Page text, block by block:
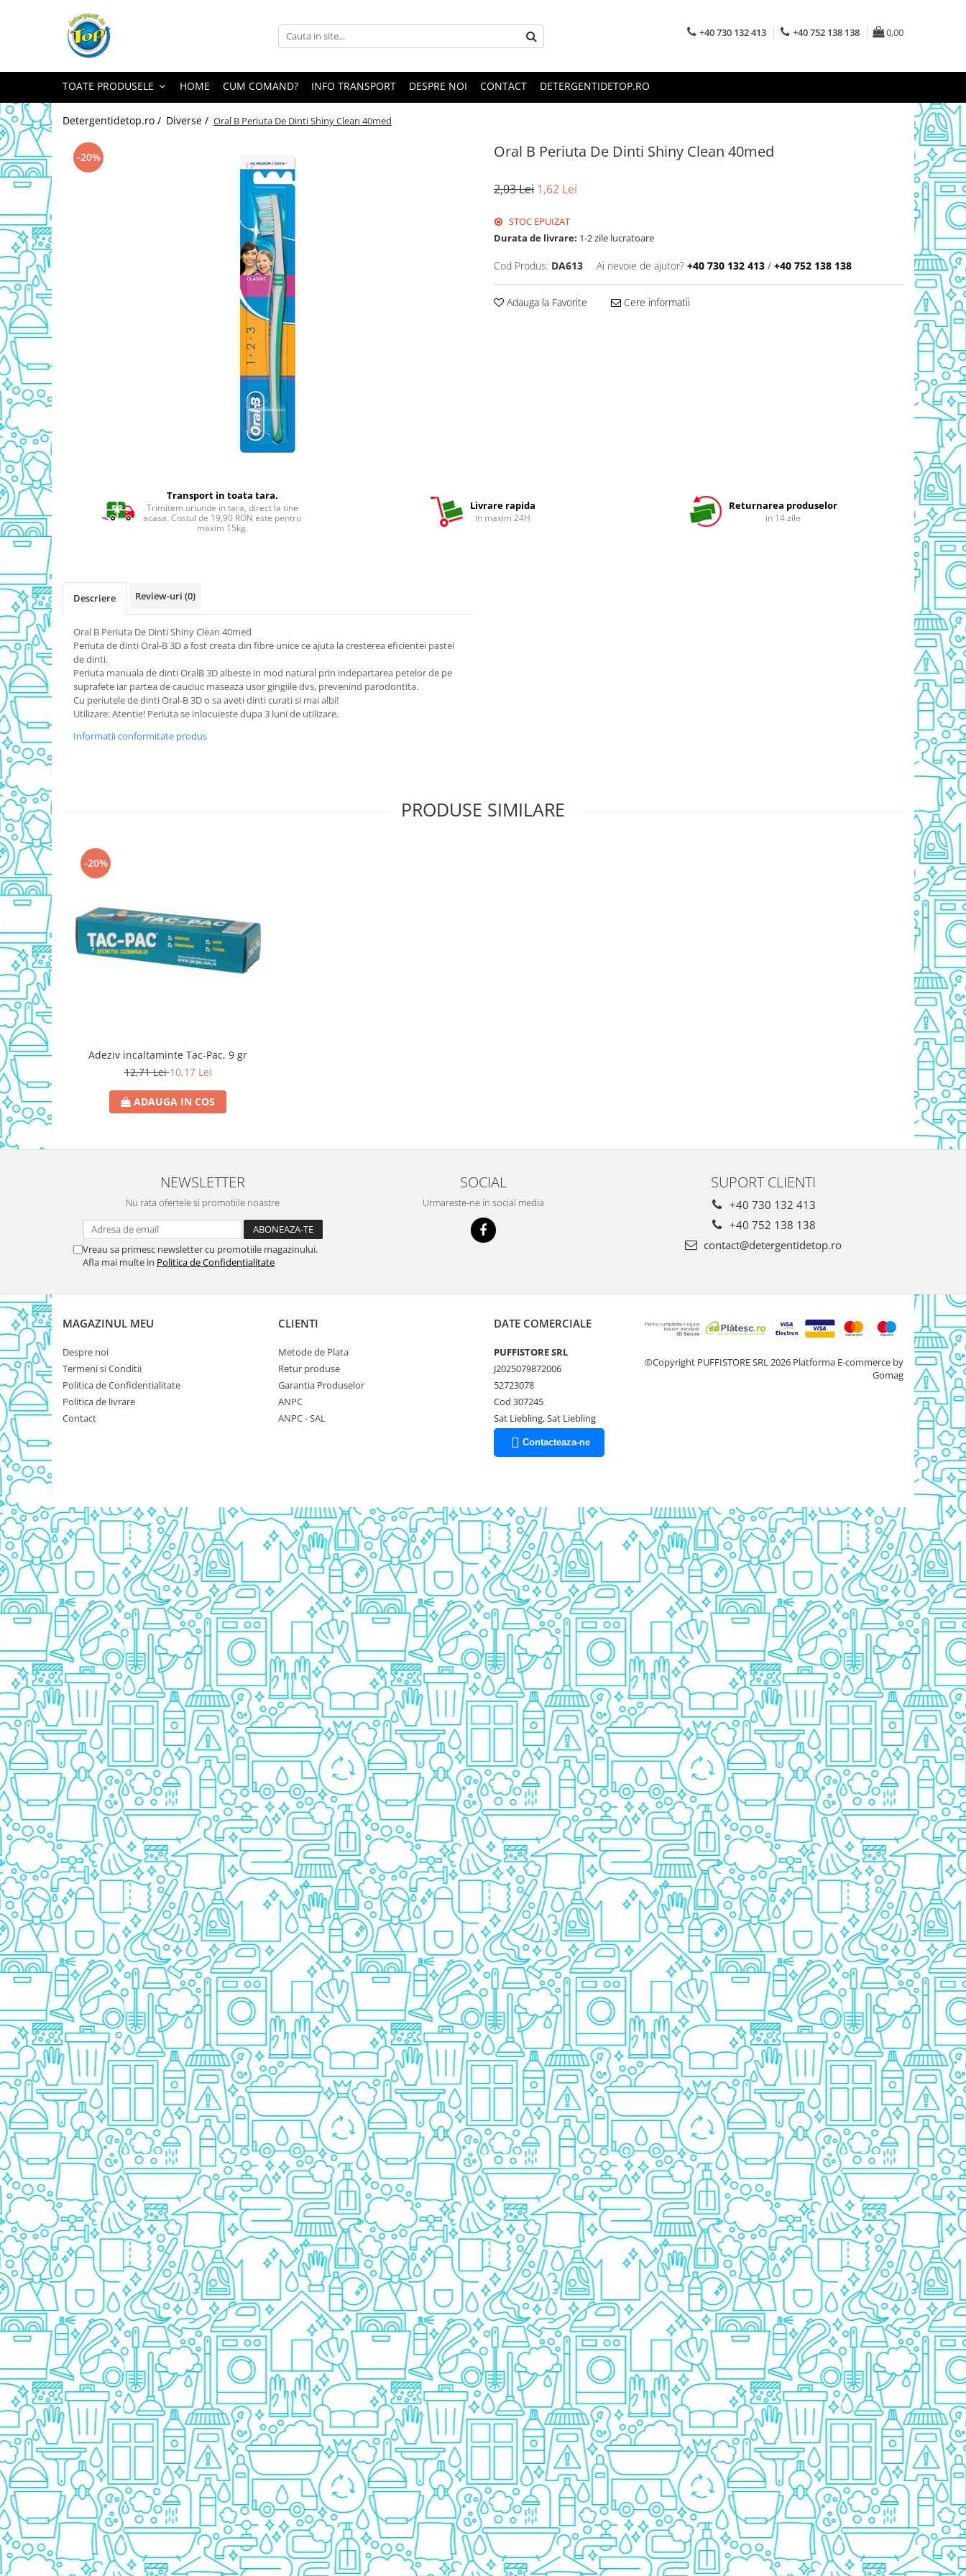
Toate Produsele
Detergenti Pudra
Detergent Lichid
Balsam De Rufe
Detergenti Curatenie Casa
Sano Detergent Pardoseli
Asevi Pardoseli
Produse Pentru Baie
Produse Pentru Bucatarie
Detergenti Curatenie Casa
Detergent Pardoseli
Detergent Geamuri
Detergent Mobila
Detergenti De Haine
Detergent Capsule
Detergent Pentru Pete
Detergent Ariel
Balsam De Rufe
Semana Balsam Rufe
Sano Maxima Balsam
Pachete Produse Curatenie
Produse Pentru Baie
Duck WC
Odorizant WC Bref
Odorizant Vas WC
Odorizant Bazin WC
Cantar
Produse Pentru Bucatarie
Detergent Vase Pentru Masina
Detergent Vase Manual
Solutie Clatire Vase
Sare Masina De Spalat
Folie Si Pungi Alimentare
Lavete Si Bureti
Curatenie Bucatarie
Pungi Ambalare / Saci Menajeri
Vase Si Accesorii
Diverse pentru bucatarie
Igiena si Dezinfectie
Cif Spray Baie
Detartrant WC
Dezinfectant Baie
Dezinfectant Bucatarie
Dezinfectant Sano
Domestos Verde
Domestos WC
Gel Antibacterian
Igienol Dezinfectant
Produse Curatenie Baie
Produse Sano Baie
Sanytol Dezinfectant
Hartie Igienica
Prosoape De Hartie Si Servetele
Prosoape de Hartie
Odorizant Camera Air Wick
Odorizant Camera Electric
Odorizant Camera Ambi Pur
Rezerva Odorizant Camera Glade
Rezerva Odorizant Camera Air Wick
Ingrijire Bebelusi
Servetele Umede Bebelusi
Suplimente Bebelusi
Lenjerii
Ingrijire Bebelusi
Scutece
Scutece Huggies
Scutece Happy
Scutece Pampers Bebelusi
Balsam Rufe Bebelusi
Servetele Umede Bebelusi
Suplimente Bebelusi
Betisoare
Detergent Bebelusi
Detergent Bebelusi Ariel
Sampon Bebelusi
Pasta de dinti *B*
Periuta De Dinti *B*
Periuta de Dinti Electrica Copii
Periuta de Dinti Oral B
Gel de Dus Bebelusi
Ingrijire Adulti
Scutece Adulti
Servetele Umede Adulti
Ingrijire Personala
Cosmetice
Absorbante
Absorbante & Tampoane
Tampoane
Pasta De Dinti
Cosmetice
Deodorante
Creme
Ingrijire Unghii
Machiaje/Pensule
Sapun
Sapun Solid
Sapun Lichid
Par
Vopsea
Sampon
Balsam/Masca
Coafura
Ustensile
Gel de Dus
Prezervative
Ingrijire Orala
Pasta De Dinti
Periuta Dinti
Apa De Gura
Ata Dentara
Creme Depilatoare
Spuma Si Geluri De Barbierit
Protectie Insecte
Betisoare de Urechi
Ingrijire Intima
Aparat de ras
Aparat de Ras Gillette
Aparate de Ras Venus
Accesorii
+40 730 132 413 +40 752 138 138 0,00
TOATE PRODUSELE HOME CUM COMAND? INFO TRANSPORT DESPRE NOI CONTACT DETERGENTIDETOP.RO
Detergentidetop.ro / Diverse / Oral B Periuta De Dinti Shiny Clean 40med
Oral B Periuta De Dinti Shiny Clean 40med
-20%
2,03 Lei 1,62 Lei
STOC EPUIZAT
Durata de livrare: 1-2 zile lucratoare
Cod Produs: DA613 Ai nevoie de ajutor? +40 730 132 413 / +40 752 138 138
Adauga la Favorite Cere informatii
Transport in toata tara.
Trimitem oriunde in tara, direct la tine
acasa. Costul de 19,90 RON este pentru
maxim 15kg.
Livrare rapida
In maxim 24H
Returnarea produselor
in 14 zile
Descriere Review-uri (0)
Oral B Periuta De Dinti Shiny Clean 40med
Periuta de dinti Oral-B 3D a fost creata din fibre unice ce ajuta la cresterea eficientei pastei
de dinti.
Periuta manuala de dinti OralB 3D albeste in mod natural prin indepartarea petelor de pe
suprafete iar partea de cauciuc maseaza usor gingiile dvs, prevenind parodontita.
Cu periutele de dinti Oral-B 3D o sa aveti dinti curati si mai albi!
Utilizare: Atentie! Periuta se inlocuieste dupa 3 luni de utilizare.
Informatii conformitate produs
PRODUSE SIMILARE
-20%
Adeziv incaltaminte Tac-Pac, 9 gr
12,71 Lei10,17 Lei
ADAUGA IN COS
NEWSLETTER
Nu rata ofertele si promotiile noastre
Vreau sa primesc newsletter cu promotiile magazinului.
Afla mai multe in Politica de Confidentialitate
SOCIAL
Urmareste-ne in social media
SUPORT CLIENTI
+40 730 132 413
+40 752 138 138
contact@detergentidetop.ro
MAGAZINUL MEU
Despre noi
Termeni si Conditii
Politica de Confidentialitate
Politica de livrare
Contact
CLIENTI
Metode de Plata
Retur produse
Garantia Produselor
ANPC
ANPC - SAL
DATE COMERCIALE
PUFFISTORE SRL
J2025079872006
52723078
Cod 307245
Sat Liebling, Sat Liebling
Contacteaza-ne
©Copyright PUFFISTORE SRL 2026 Platforma E-commerce by
Gomag